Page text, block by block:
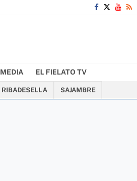
MEDIA EL FIELATO TV
RIBADESELLA SAJAMBRE